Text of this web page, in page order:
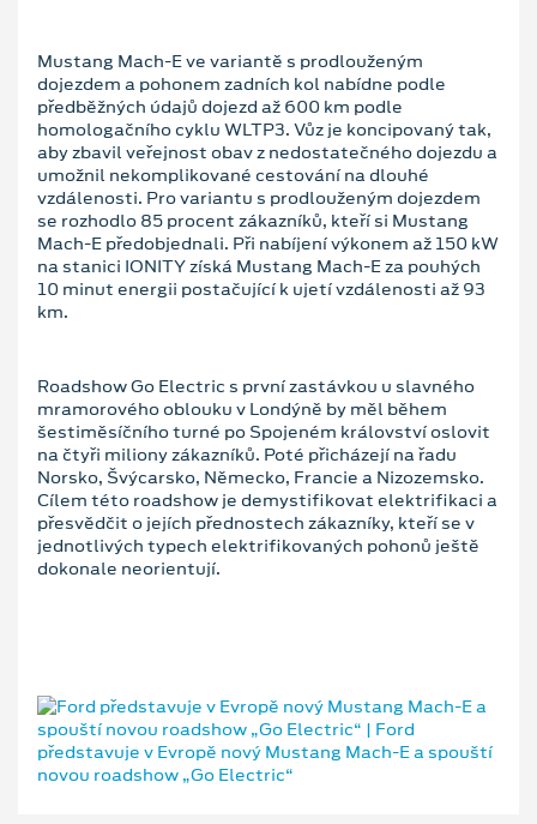
Mustang Mach-E ve variantě s prodlouženým
dojezdem a pohonem zadních kol nabídne podle
předběžných údajů dojezd až 600 km podle
homologačního cyklu WLTP3. Vůz je koncipovaný tak,
aby zbavil veřejnost obav z nedostatečného dojezdu a
umožnil nekomplikované cestování na dlouhé
vzdálenosti. Pro variantu s prodlouženým dojezdem
se rozhodlo 85 procent zákazníků, kteří si Mustang
Mach-E předobjednali. Při nabíjení výkonem až 150 kW
na stanici IONITY získá Mustang Mach-E za pouhých
10 minut energii postačující k ujetí vzdálenosti až 93
km.
Roadshow Go Electric s první zastávkou u slavného
mramorového oblouku v Londýně by měl během
šestiměsíčního turné po Spojeném království oslovit
na čtyři miliony zákazníků. Poté přicházejí na řadu
Norsko, Švýcarsko, Německo, Francie a Nizozemsko.
Cílem této roadshow je demystifikovat elektrifikaci a
přesvědčit o jejích přednostech zákazníky, kteří se v
jednotlivých typech elektrifikovaných pohonů ještě
dokonale neorientují.